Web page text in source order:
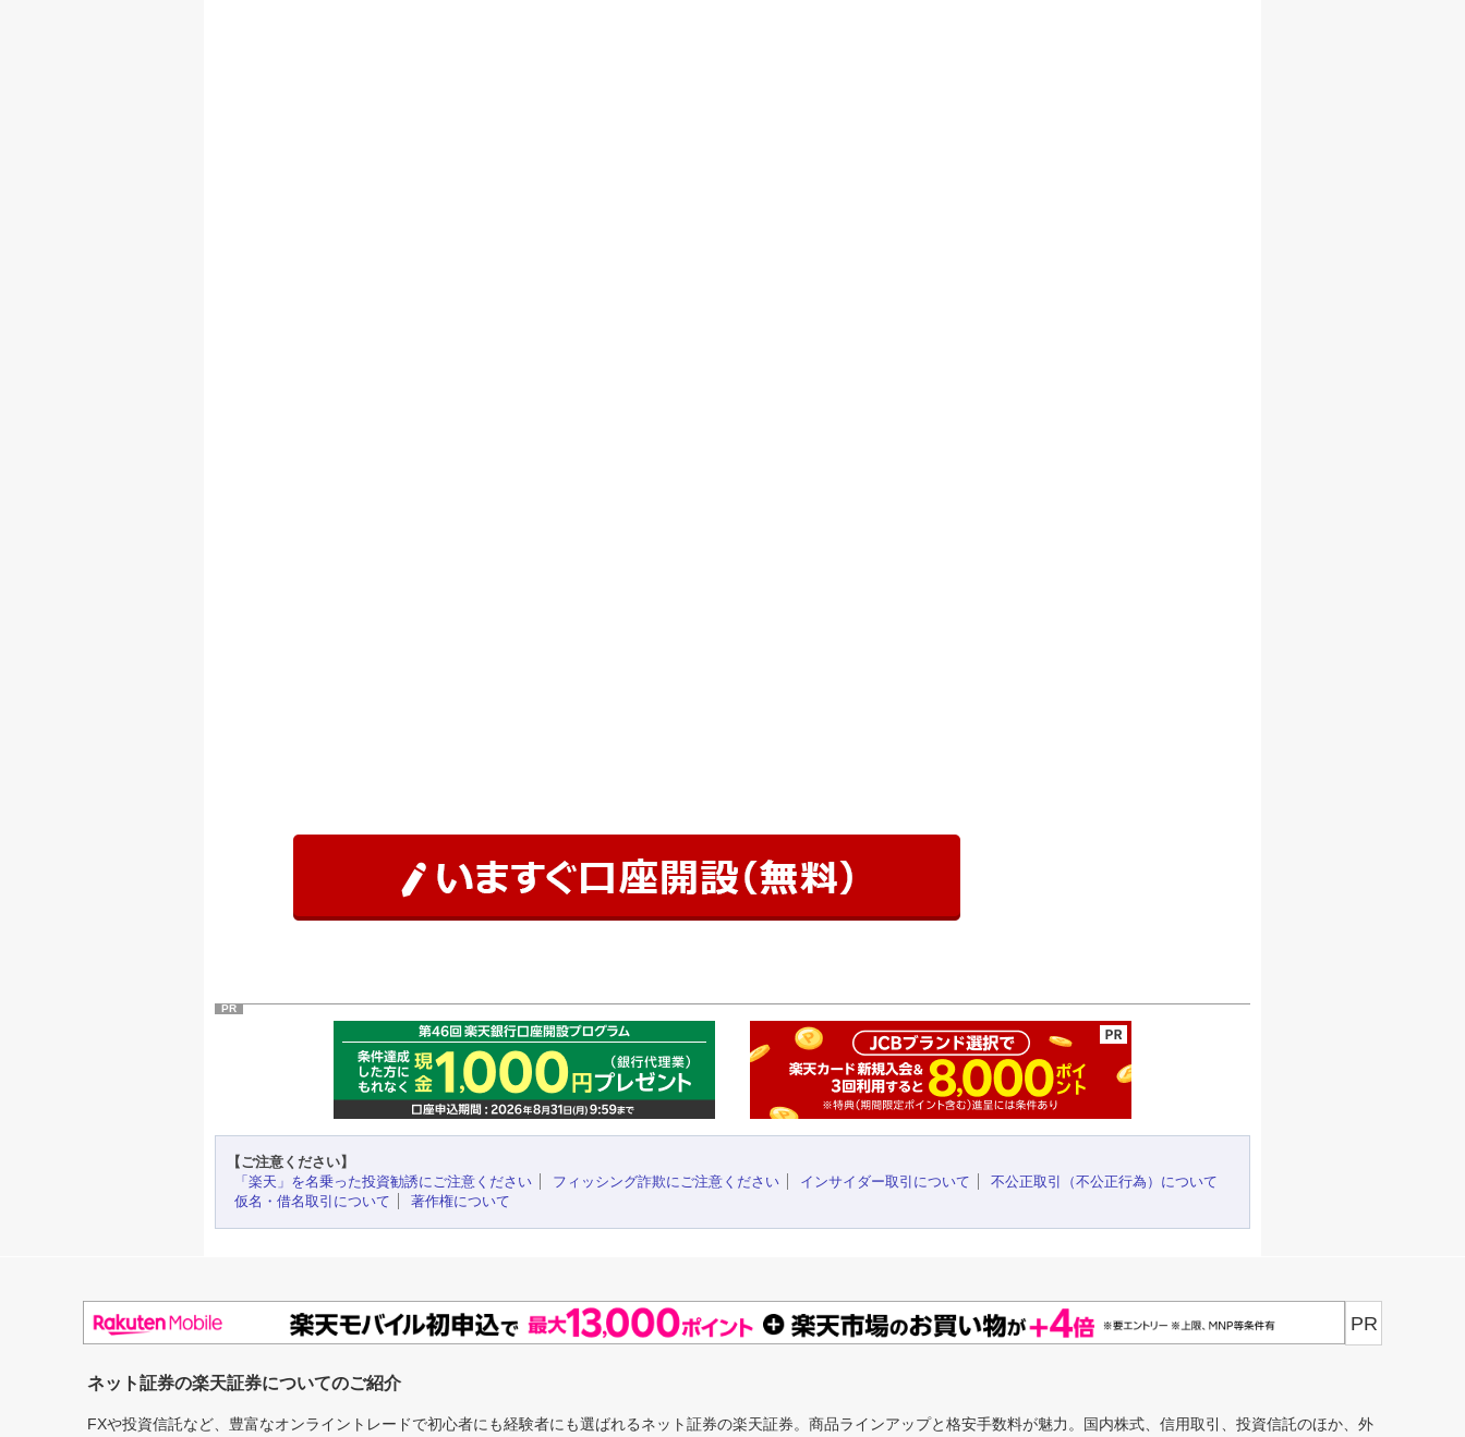
PR
【ご注意ください】
「楽天」を名乗った投資勧誘にご注意ください
フィッシング詐欺にご注意ください インサイダー取引について
不公正取引（不公正行為）について
仮名・借名取引について
著作権について
PR
ネット証券の楽天証券についてのご紹介
FXや投資信託など、豊富なオンライントレードで初心者にも経験者にも選ばれるネット証券の楽天証券。商品ラインアップと格安手数料が魅力。国内株式、信用取引、投資信託のほか、外